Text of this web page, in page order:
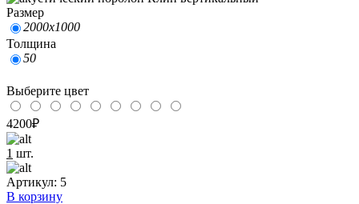
Размер
2000х1000
Толщина
50
Выберите цвет
4200₽
1 шт.
Артикул: 5
В корзину